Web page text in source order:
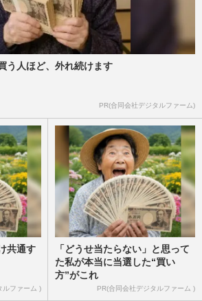
う人ほど、外れ続けます
PR(合同会社デジタルファーム)
共通す
ルファーム )
「どうせ当たらない」と思って
た私が本当に当選した“買い
方”がこれ
PR(合同会社デジタルファーム )